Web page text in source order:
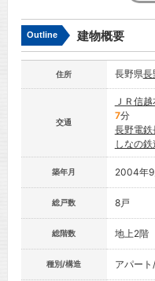
Outline 建物概要
住所 長野県長
交通
ＪＲ信
7分
長野電鉄
しなの
築年月 2004年9
総戸数 8戸
総階数 地上2階
種別/構造 アパー